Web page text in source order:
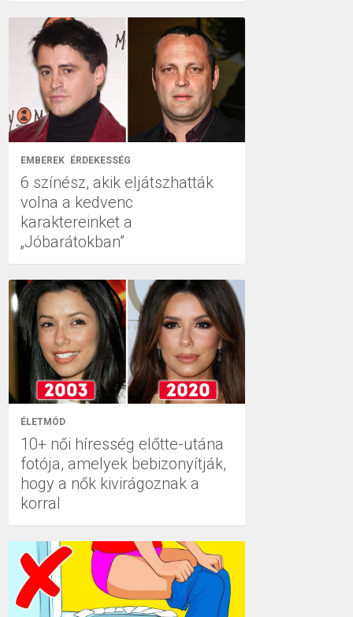
EMBEREK ÉRDEKESSÉG
6 színész, akik eljátszhatták
volna a kedvenc
karaktereinket a
„Jóbarátokban”
ÉLETMÓD
10+ női híresség előtte-utána
fotója, amelyek bebizonyítják,
hogy a nők kivirágoznak a
korral